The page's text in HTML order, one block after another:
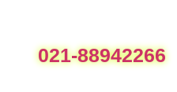
021-88942266